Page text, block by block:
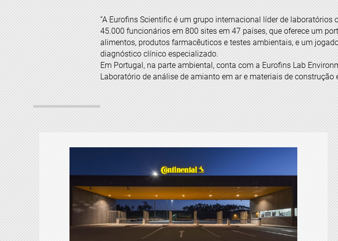
“A Eurofins Scientific é um grupo internacional líder de
45.000 funcionários em 800 sites em 47 países, que oferece um
alimentos, produtos farmacêuticos e testes ambientais, e um
diagnóstico clínico especializado.
Em Portugal, na parte ambiental, conta com a Eurofins Lab
Laboratório de análise de amianto em ar e materiais de construção